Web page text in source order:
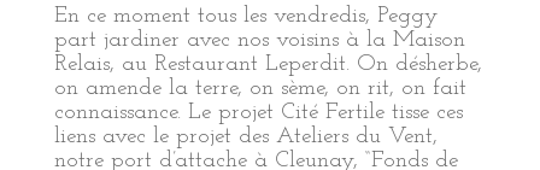
En ce moment tous les vendredis, Peggy
part jardiner avec nos voisins à la Maison
Relais, au Restaurant Leperdit. On désherbe,
on amende la terre, on sème, on rit, on fait
connaissance. Le projet Cité Fertile tisse ces
liens avec le projet des Ateliers du Vent,
notre port d’attache à Cleunay, “Fonds de